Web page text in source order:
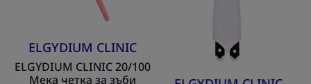
ELGYDIUM CLINIC
ELGYDIUM CLINIC 20/100
Мека четка за зъби
четки